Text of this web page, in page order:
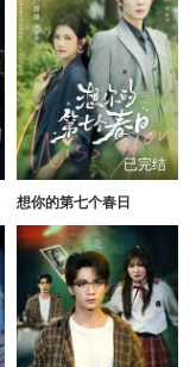
已完结
想你的第七个春日